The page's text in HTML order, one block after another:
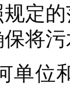
定
将
单位